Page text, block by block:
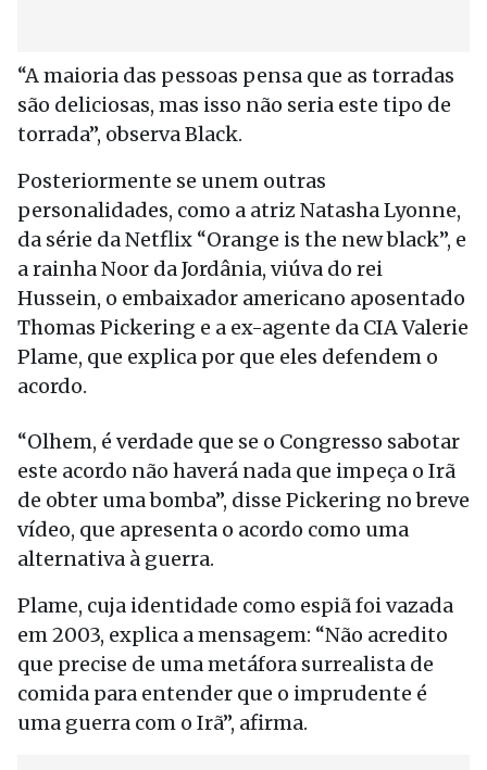
“A maioria das pessoas pensa que as torradas
são deliciosas, mas isso não seria este tipo de
torrada”, observa Black.
Posteriormente se unem outras
personalidades, como a atriz Natasha Lyonne,
da série da Netflix “Orange is the new black”, e
a rainha Noor da Jordânia, viúva do rei
Hussein, o embaixador americano aposentado
Thomas Pickering e a ex-agente da CIA Valerie
Plame, que explica por que eles defendem o
acordo.
“Olhem, é verdade que se o Congresso sabotar
este acordo não haverá nada que impeça o Irã
de obter uma bomba”, disse Pickering no breve
vídeo, que apresenta o acordo como uma
alternativa à guerra.
Plame, cuja identidade como espiã foi vazada
em 2003, explica a mensagem: “Não acredito
que precise de uma metáfora surrealista de
comida para entender que o imprudente é
uma guerra com o Irã”, afirma.